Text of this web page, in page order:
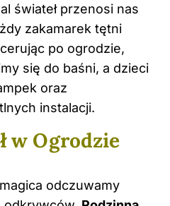
świateł przenosi nas
zakamarek tętni
po ogrodzie,
się do baśni, a dzieci
oraz
instalacji.
w Ogrodzie
odczuwamy